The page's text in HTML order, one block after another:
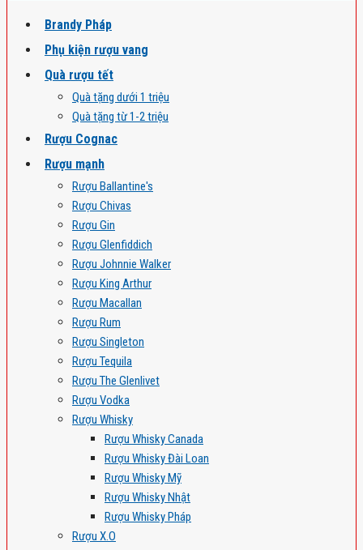
Brandy Pháp
Phụ kiện rượu vang
Quà rượu tết
Quà tặng dưới 1 triệu
Quà tặng từ 1-2 triệu
Rượu Cognac
Rượu mạnh
Rượu Ballantine's
Rượu Chivas
Rượu Gin
Rượu Glenfiddich
Rượu Johnnie Walker
Rượu King Arthur
Rượu Macallan
Rượu Rum
Rượu Singleton
Rượu Tequila
Rượu The Glenlivet
Rượu Vodka
Rượu Whisky
Rượu Whisky Canada
Rượu Whisky Đài Loan
Rượu Whisky Mỹ
Rượu Whisky Nhật
Rượu Whisky Pháp
Rượu X.O